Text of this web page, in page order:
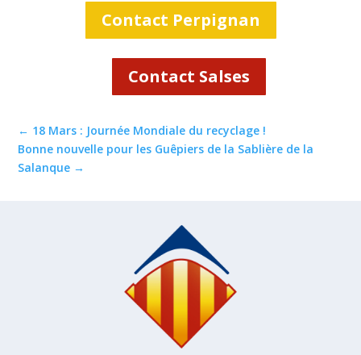
Contact Perpignan
Contact Salses
← 18 Mars : Journée Mondiale du recyclage !
Bonne nouvelle pour les Guêpiers de la Sablière de la
Salanque →